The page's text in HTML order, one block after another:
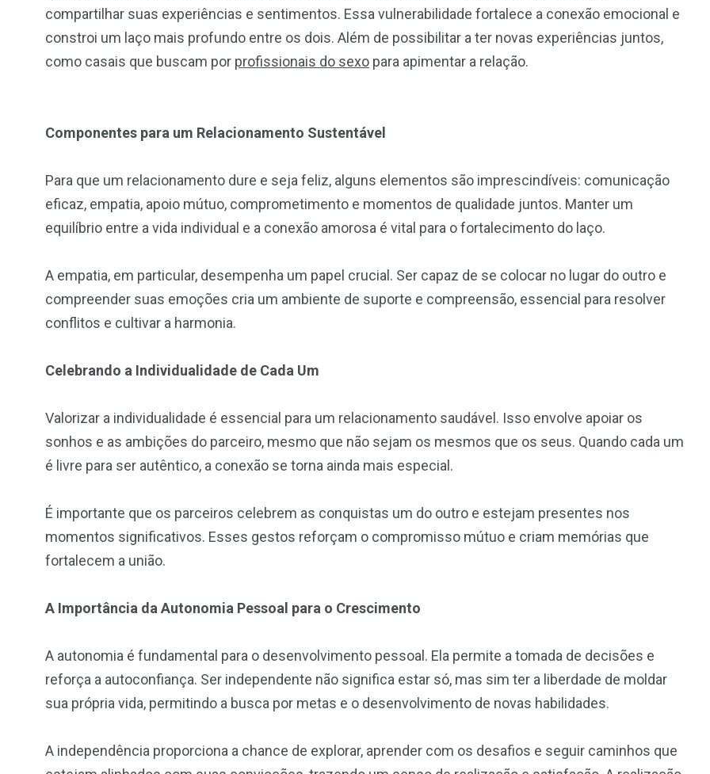
compartilhar suas experiências e sentimentos. Essa vulnerabilidade fortalece a conexão emocional e
constroi um laço mais profundo entre os dois. Além de possibilitar a ter novas experiências juntos,
como casais que buscam por profissionais do sexo para apimentar a relação.
Componentes para um Relacionamento Sustentável
Para que um relacionamento dure e seja feliz, alguns elementos são imprescindíveis: comunicação
eficaz, empatia, apoio mútuo, comprometimento e momentos de qualidade juntos. Manter um
equilíbrio entre a vida individual e a conexão amorosa é vital para o fortalecimento do laço.
A empatia, em particular, desempenha um papel crucial. Ser capaz de se colocar no lugar do outro e
compreender suas emoções cria um ambiente de suporte e compreensão, essencial para resolver
conflitos e cultivar a harmonia.
Celebrando a Individualidade de Cada Um
Valorizar a individualidade é essencial para um relacionamento saudável. Isso envolve apoiar os
sonhos e as ambições do parceiro, mesmo que não sejam os mesmos que os seus. Quando cada um
é livre para ser autêntico, a conexão se torna ainda mais especial.
É importante que os parceiros celebrem as conquistas um do outro e estejam presentes nos
momentos significativos. Esses gestos reforçam o compromisso mútuo e criam memórias que
fortalecem a união.
A Importância da Autonomia Pessoal para o Crescimento
A autonomia é fundamental para o desenvolvimento pessoal. Ela permite a tomada de decisões e
reforça a autoconfiança. Ser independente não significa estar só, mas sim ter a liberdade de moldar
sua própria vida, permitindo a busca por metas e o desenvolvimento de novas habilidades.
A independência proporciona a chance de explorar, aprender com os desafios e seguir caminhos que